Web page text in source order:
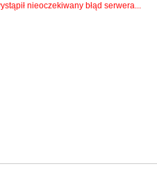
nieoczekiwany błąd serwera...